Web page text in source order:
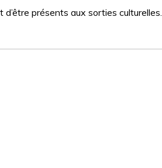
présents aux sorties culturelles.